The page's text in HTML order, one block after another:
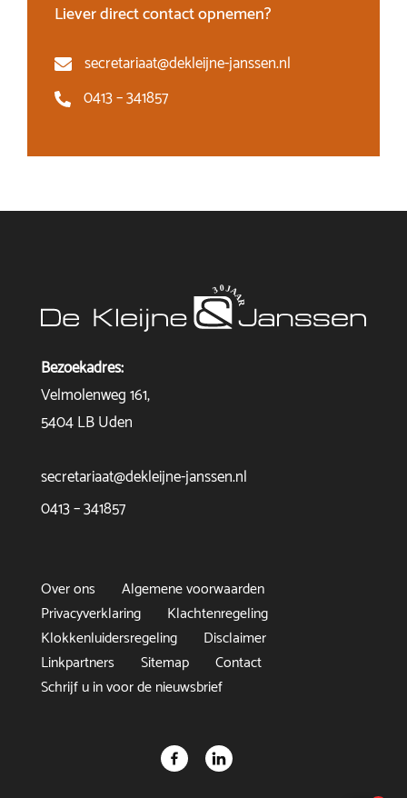
Liever direct contact opnemen?
secretariaat@dekleijne-janssen.nl
0413 – 341857
Bezoekadres:
Velmolenweg 161,
5404 LB Uden
secretariaat@dekleijne-janssen.nl
0413 – 341857
Over ons
Algemene voorwaarden
Privacyverklaring
Klachtenregeling
Klokkenluidersregeling
Disclaimer
Linkpartners
Sitemap
Contact
Schrijf u in voor de nieuwsbrief